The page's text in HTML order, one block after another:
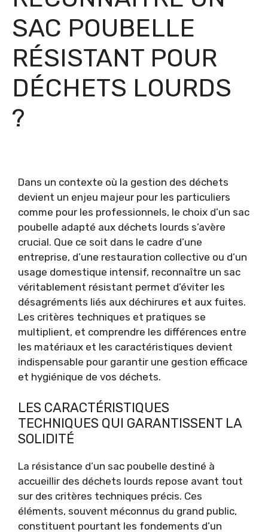
SAC POUBELLE
RÉSISTANT POUR
DÉCHETS LOURDS
?
Dans un contexte où la gestion des déchets
devient un enjeu majeur pour les particuliers
comme pour les professionnels, le choix d’un sac
poubelle adapté aux déchets lourds s’avère
crucial. Que ce soit dans le cadre d’une
entreprise, d’une restauration collective ou d’un
usage domestique intensif, reconnaître un sac
véritablement résistant permet d’éviter les
désagréments liés aux déchirures et aux fuites.
Les critères techniques et pratiques se
multiplient, et comprendre les différences entre
les matériaux et les caractéristiques devient
indispensable pour garantir une gestion efficace
et hygiénique de vos déchets.
LES CARACTÉRISTIQUES
TECHNIQUES QUI GARANTISSENT LA
SOLIDITÉ
La résistance d’un sac poubelle destiné à
accueillir des déchets lourds repose avant tout
sur des critères techniques précis. Ces
éléments, souvent méconnus du grand public,
constituent pourtant les fondements d’un